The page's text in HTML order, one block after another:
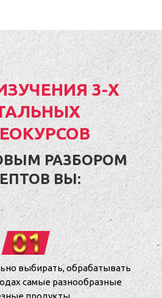
3-Х
РАЗБОРОМ
ВЫ:
выбирать, обрабатывать
самые разнообразные